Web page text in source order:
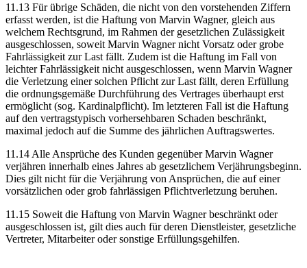
11.13 Für übrige Schäden, die nicht von den vorstehenden Ziffern
erfasst werden, ist die Haftung von Marvin Wagner, gleich aus
welchem Rechtsgrund, im Rahmen der gesetzlichen Zulässigkeit
ausgeschlossen, soweit Marvin Wagner nicht Vorsatz oder grobe
Fahrlässigkeit zur Last fällt. Zudem ist die Haftung im Fall von
leichter Fahrlässigkeit nicht ausgeschlossen, wenn Marvin Wagner
die Verletzung einer solchen Pflicht zur Last fällt, deren Erfüllung
die ordnungsgemäße Durchführung des Vertrages überhaupt erst
ermöglicht (sog. Kardinalpflicht). Im letzteren Fall ist die Haftung
auf den vertragstypisch vorhersehbaren Schaden beschränkt,
maximal jedoch auf die Summe des jährlichen Auftragswertes.
11.14 Alle Ansprüche des Kunden gegenüber Marvin Wagner
verjähren innerhalb eines Jahres ab gesetzlichem Verjährungsbeginn.
Dies gilt nicht für die Verjährung von Ansprüchen, die auf einer
vorsätzlichen oder grob fahrlässigen Pflichtverletzung beruhen.
11.15 Soweit die Haftung von Marvin Wagner beschränkt oder
ausgeschlossen ist, gilt dies auch für deren Dienstleister, gesetzliche
Vertreter, Mitarbeiter oder sonstige Erfüllungsgehilfen.